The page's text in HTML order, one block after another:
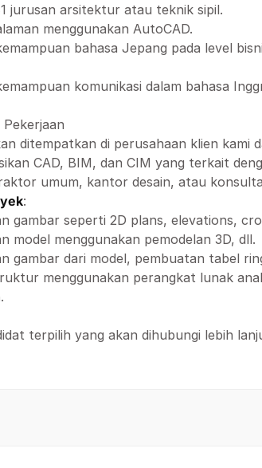
jurusan arsitektur atau teknik sipil.
menggunakan AutoCAD.
bahasa Jepang pada level
komunikasi dalam bahasa
ditempatkan di perusahaan klien kami
CAD, BIM, dan CIM yang terkait
umum, kantor desain, atau
:
gambar seperti 2D plans, elevations,
model menggunakan pemodelan 3D, dll.
gambar dari model, pembuatan tabel
menggunakan perangkat lunak
terpilih yang akan dihubungi lebih